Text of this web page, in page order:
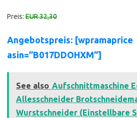
Preis: EUR 32,30
Angebotspreis: [wpramaprice
asin=”B017DDOHXM”]
See also Aufschnittmaschine
Allesschneider
Wurstschneider (Einstellbare